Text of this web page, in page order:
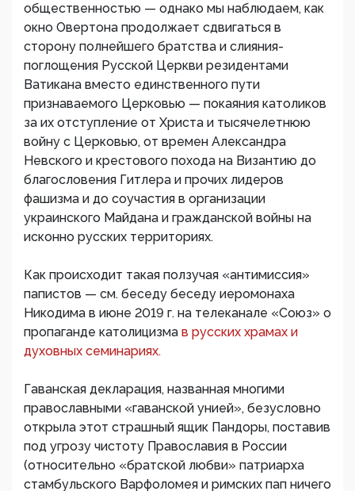
общественностью — однако мы наблюдаем, как
окно Овертона продолжает сдвигаться в
сторону полнейшего братства и слияния-
поглощения Русской Церкви резидентами
Ватикана вместо единственного пути
признаваемого Церковью — покаяния католиков
за их отступление от Христа и тысячелетнюю
войну с Церковью, от времен Александра
Невского и крестового похода на Византию до
благословения Гитлера и прочих лидеров
фашизма и до соучастия в организации
украинского Майдана и гражданской войны на
исконно русских территориях.
Как происходит такая ползучая «антимиссия»
папистов — см. беседу беседу иеромонаха
Никодима в июне 2019 г. на телеканале «Союз» о
пропаганде католицизма в русских храмах и
духовных семинариях.
Гаванская декларация, названная многими
православными «гаванской унией», безусловно
открыла этот страшный ящик Пандоры, поставив
под угрозу чистоту Православия в России
(относительно «братской любви» патриарха
стамбульского Варфоломея и римских пап ничего